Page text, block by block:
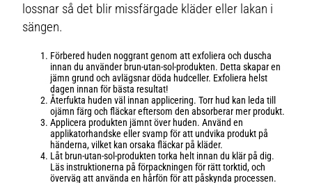
lossnar så det blir missfärgade kläder eller lakan i
sängen.
Förbered huden noggrant genom att exfoliera och duscha
innan du använder brun-utan-sol-produkten. Detta skapar en
jämn grund och avlägsnar döda hudceller. Exfoliera helst
dagen innan för bästa resultat!
Återfukta huden väl innan applicering. Torr hud kan leda till
ojämn färg och fläckar eftersom den absorberar mer produkt.
Applicera produkten jämnt över huden. Använd en
applikatorhandske eller svamp för att undvika produkt på
händerna, vilket kan orsaka fläckar på kläder.
Låt brun-utan-sol-produkten torka helt innan du klär på dig.
Läs instruktionerna på förpackningen för rätt torktid, och
överväg att använda en hårfön för att påskynda processen.